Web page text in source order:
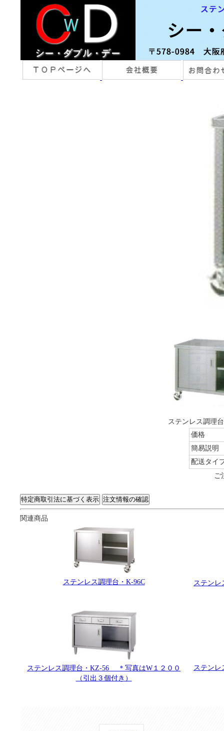
ステンレス調理
価格
簡易説明
配送タイ
ご
関連商品
ステンレス調理台・K-96C ステン
ステンレス調理台・KZ-56 ＊写真はW１２００
（引出３個付き）
ステン